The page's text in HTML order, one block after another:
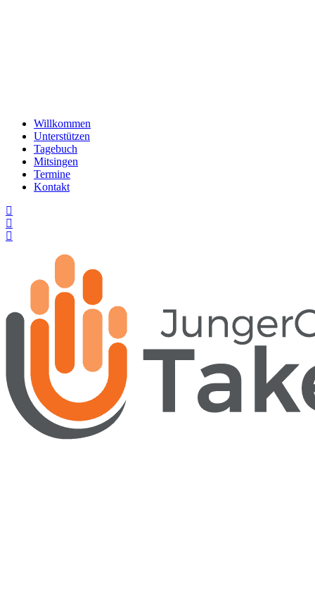
Willkommen
Unterstützen
Tagebuch
Mitsingen
Termine
Kontakt